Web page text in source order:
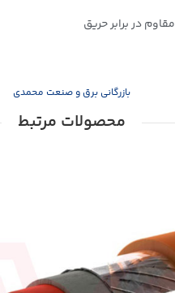
مقاوم در برابر حریق
بازرگانی برق و صنعت محمدی
محصولات مرتبط